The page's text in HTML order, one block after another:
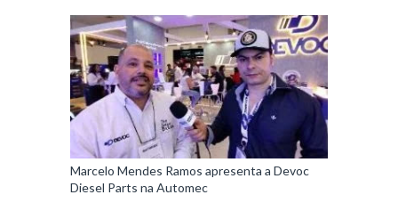
Marcelo Mendes Ramos apresenta a Devoc
Diesel Parts na Automec